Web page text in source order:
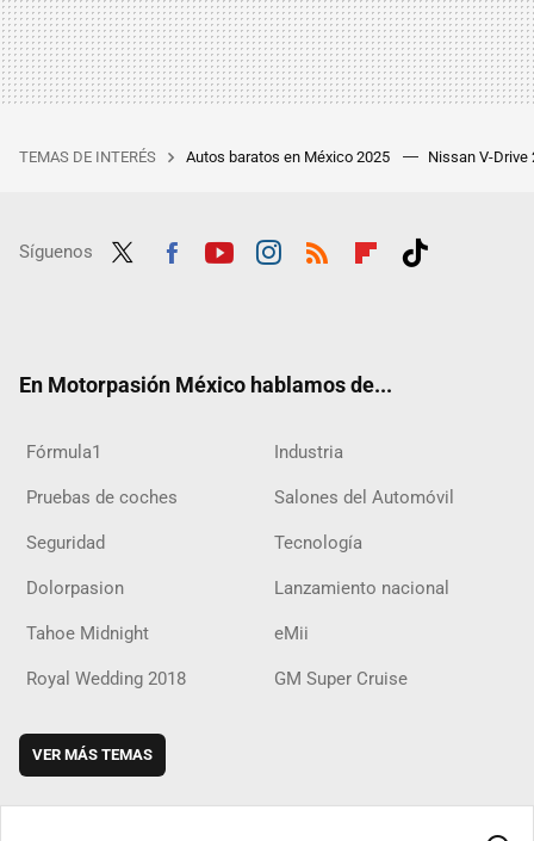
TEMAS DE INTERÉS Autos baratos en México 2025 Nissan V-Drive
Síguenos
En Motorpasión México hablamos de...
Fórmula1 Industria
Pruebas de coches Salones del Automóvil
Seguridad Tecnología
Dolorpasion Lanzamiento nacional
Tahoe Midnight eMii
Royal Wedding 2018 GM Super Cruise
VER MÁS TEMAS